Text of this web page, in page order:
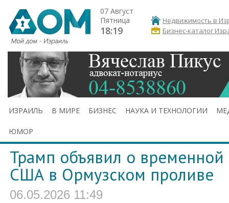
07 Август
Пятница
18:19
Недвижимость в
Бизнес-каталог
ИЗРАИЛЬ В МИРЕ БИЗНЕС НАУКА И ТЕХНОЛОГИИ
ЮМОР
Трамп объявил о временной
США в Ормузском проливе
06.05.2026 11:49